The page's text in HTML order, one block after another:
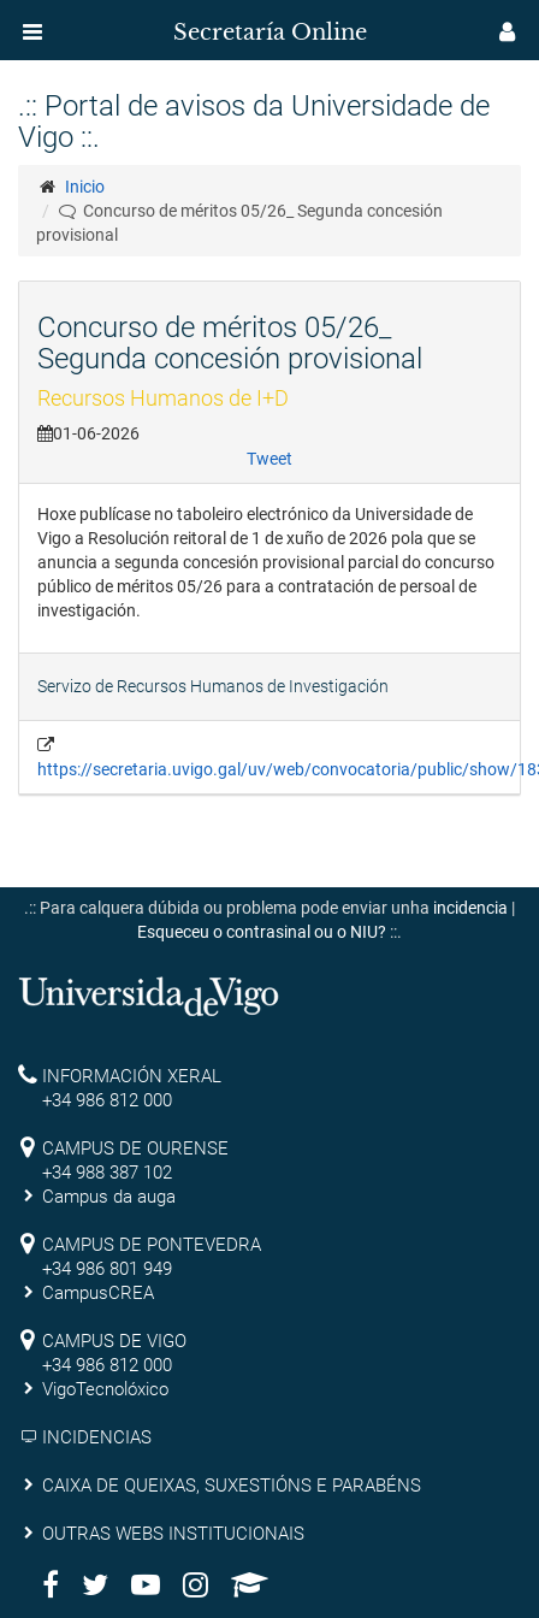
contido
principal
Secretaría Online
Secretaría
Uvigo
.:: Portal de avisos da Universidade de
Vigo ::.
Inicio
Concurso de méritos 05/26_ Segunda concesión
provisional
Concurso de méritos 05/26_
Segunda concesión provisional
Recursos Humanos de I+D
01-06-2026
Tweet
Hoxe publícase no taboleiro electrónico da Universidade de
Vigo a Resolución reitoral de 1 de xuño de 2026 pola que se
anuncia a segunda concesión provisional parcial do concurso
público de méritos 05/26 para a contratación de persoal de
investigación.
Servizo de Recursos Humanos de Investigación
https://secretaria.uvigo.gal/uv/web/convocatoria/public/show/
.:: Para calquera dúbida ou problema pode enviar unha incidencia |
Esqueceu o contrasinal ou o NIU? ::.
Universidade
Vigo
Reitoría
INFORMACIÓN XERAL
+34 986 812 000
Campus
de
Ourense
CAMPUS DE OURENSE
+34 988 387 102
Campus da auga
Campus
de
Pontevedra
CAMPUS DE PONTEVEDRA
+34 986 801 949
CampusCREA
Campus
de
Vigo
CAMPUS DE VIGO
+34 986 812 000
VigoTecnolóxico
INCIDENCIAS
Caixa
de
queixas,
CAIXA DE QUEIXAS, SUXESTIÓNS E PARABÉNS
Outras
webs
OUTRAS WEBS INSTITUCIONAIS
Redes
Facebook
TwitterYoutubeInstagram
AppleU